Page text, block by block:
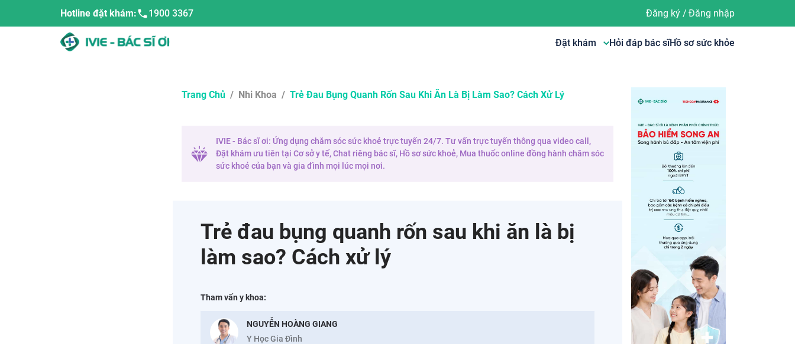
Hotline đặt khám: 1900 3367 Đăng ký/ Đăng nhập
Đặt khám Hỏi đáp bác sĩHồ sơ sức khỏe
Trang Chủ / Nhi Khoa / Trẻ Đau Bụng Quanh Rốn Sau Khi Ăn Là Bị Làm Sao? Cách Xử Lý
IVIE - Bác sĩ ơi: Ứng dụng chăm sóc sức khoẻ trực tuyến 24/7. Tư vấn trực tuyến thông qua video call,
Đặt khám ưu tiên tại Cơ sở y tế, Chat riêng bác sĩ, Hồ sơ sức khoẻ, Mua thuốc online đồng hành chăm sóc
sức khoẻ của bạn và gia đình mọi lúc mọi nơi.
Trẻ đau bụng quanh rốn sau khi ăn là bị
làm sao? Cách xử lý
Tham vấn y khoa:
NGUYỄN HOÀNG GIANG
Y Học Gia Đình